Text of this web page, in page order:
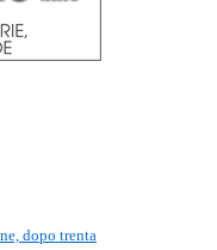
dopo trenta